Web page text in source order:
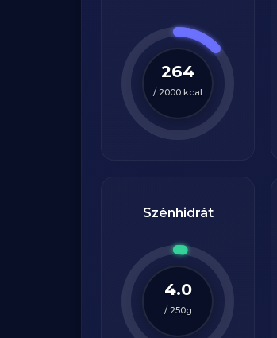
264
/ 2000 kcal
Szénhidrát
4.0
/ 250g